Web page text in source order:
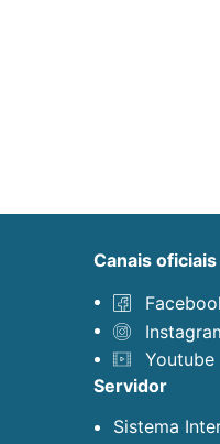
canais oficiais
Youtube
servidor
Sistema